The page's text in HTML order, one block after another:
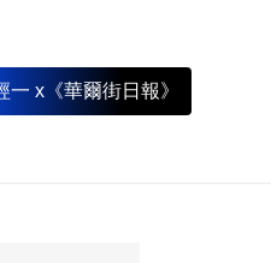
一 x《華爾街日報》